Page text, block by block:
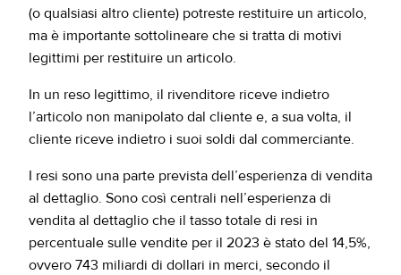
(o qualsiasi altro cliente) potreste restituire un articolo,
ma è importante sottolineare che si tratta di motivi
legittimi per restituire un articolo.
In un reso legittimo, il rivenditore riceve indietro
l’articolo non manipolato dal cliente e, a sua volta, il
cliente riceve indietro i suoi soldi dal commerciante.
I resi sono una parte prevista dell’esperienza di vendita
al dettaglio. Sono così centrali nell’esperienza di
vendita al dettaglio che il tasso totale di resi in
percentuale sulle vendite per il 2023 è stato del 14,5%,
ovvero 743 miliardi di dollari in merci, secondo il